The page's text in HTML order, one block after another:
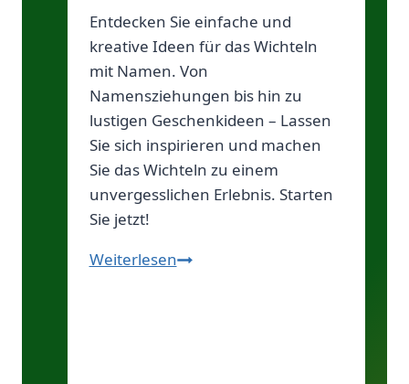
Entdecken Sie einfache und
kreative Ideen für das Wichteln
mit Namen. Von
Namensziehungen bis hin zu
lustigen Geschenkideen – Lassen
Sie sich inspirieren und machen
Sie das Wichteln zu einem
unvergesslichen Erlebnis. Starten
Sie jetzt!
WeiterlesenWichteln